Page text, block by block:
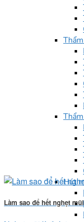
Hút
Làm sao để hết nghẹt